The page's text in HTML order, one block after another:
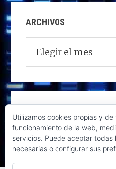
ARCHIVOS
Utilizamos cookies propias y
funcionamiento de la web,
servicios. Puede aceptar todas
necesarias o configurar sus